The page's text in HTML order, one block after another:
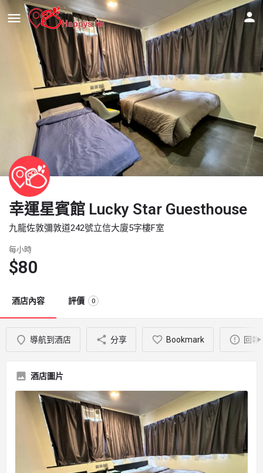
幸運星賓館 Lucky Star Guesthouse
九龍佐敦彌敦道242號立信大廈5字樓F室
每小時
$80
酒店內容 評價 0
導航到酒店 分享 Bookmark 回報
酒店圖片